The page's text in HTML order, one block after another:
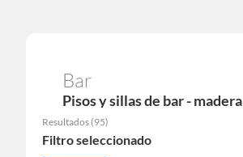
Bar
Pisos y sillas de bar - madera
Resultados (95)
Filtro seleccionado